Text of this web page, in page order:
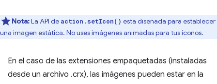
Nota:La API de action.setIcon() está diseñada para establecer
una imagen estática. No uses imágenes animadas para tus íconos.
En el caso de las extensiones empaquetadas (instaladas
desde un archivo .crx), las imágenes pueden estar en la